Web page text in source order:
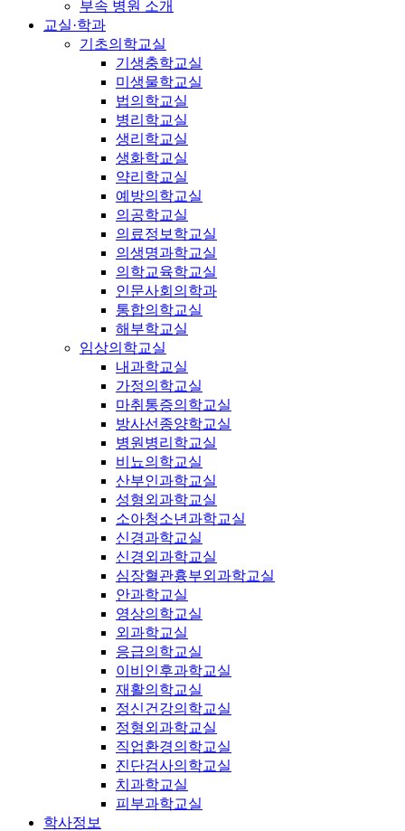
부속 병원 소개
교실·학과
기초의학교실
기생충학교실
미생물학교실
법의학교실
병리학교실
생리학교실
생화학교실
약리학교실
예방의학교실
의공학교실
의료정보학교실
의생명과학교실
의학교육학교실
인문사회의학과
통합의학교실
해부학교실
임상의학교실
내과학교실
가정의학교실
마취통증의학교실
방사선종양학교실
병원병리학교실
비뇨의학교실
산부인과학교실
성형외과학교실
소아청소년과학교실
신경과학교실
신경외과학교실
심장혈관흉부외과학교실
안과학교실
영상의학교실
외과학교실
응급의학교실
이비인후과학교실
재활의학교실
정신건강의학교실
정형외과학교실
직업환경의학교실
진단검사의학교실
치과학교실
피부과학교실
학사정보